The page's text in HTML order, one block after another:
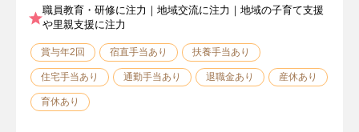
職員教育・研修に注力｜地域交流に注力｜地域の子育て支援
や里親支援に注力
賞与年2回 宿直手当あり 扶養手当あり
住宅手当あり 通勤手当あり 退職金あり 産休あり
育休あり